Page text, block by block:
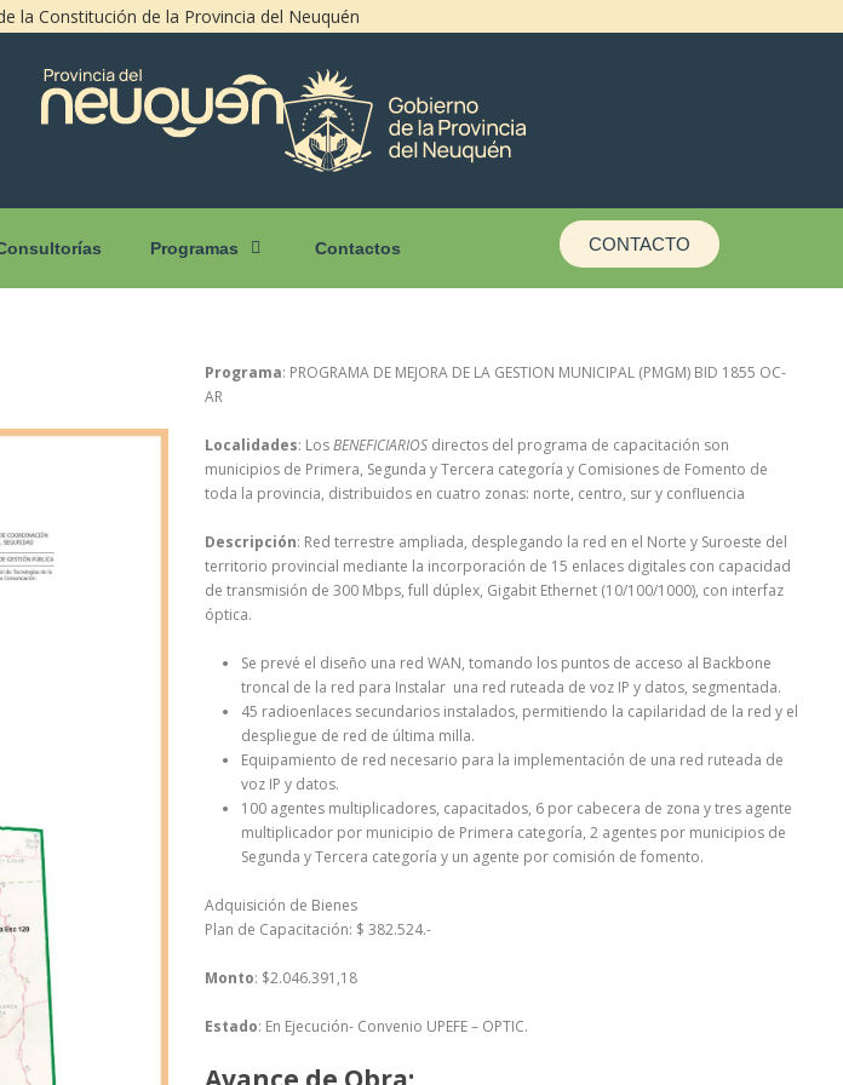
la Constitución de la Provincia del Neuquén
Programas Contactos CONTACTO
Programa: PROGRAMA DE MEJORA DE LA GESTION MUNICIPAL (PMGM) BID 1855 OC-
AR
Localidades: LosBENEFICIARIOS directos del programa de capacitación son
municipios de Primera, Segunda y Tercera categoría y Comisiones de Fomento de
toda la provincia, distribuidos en cuatro zonas: norte, centro, sur y confluencia
Descripción: Red terrestre ampliada, desplegando la red en el Norte y Suroeste del
territorio provincial mediante la incorporación de 15 enlaces digitales con capacidad
de transmisión de 300 Mbps, full dúplex, Gigabit Ethernet (10/100/1000), con interfaz
óptica.
Se prevé el diseño una red WAN, tomando los puntos de acceso al Backbone
troncal de la red para Instalar una red ruteada de voz IP y datos, segmentada.
45 radioenlaces secundarios instalados, permitiendo la capilaridad de la red y el
despliegue de red de última milla.
Equipamiento de red necesario para la implementación de una red ruteada de
voz IP y datos.
100 agentes multiplicadores, capacitados, 6 por cabecera de zona y tres agente
multiplicador por municipio de Primera categoría, 2 agentes por municipios de
Segunda y Tercera categoría y un agente por comisión de fomento.
Adquisición de Bienes
Plan de Capacitación: $ 382.524.-
Monto: $2.046.391,18
Estado: En Ejecución- Convenio UPEFE – OPTIC.